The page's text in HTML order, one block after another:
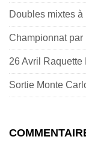
Doubles mixtes à
Championnat
26 Avril Raquette
Sortie Monte